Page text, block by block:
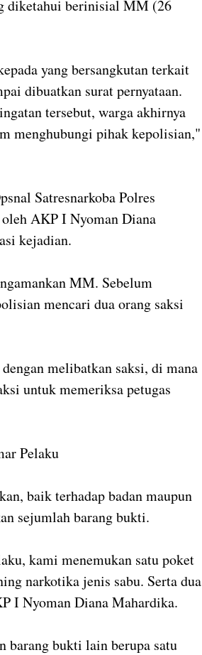
diketahui berinisial MM (26
yang bersangkutan terkait
dibuatkan surat pernyataan.
tersebut, warga akhirnya
menghubungi pihak kepolisian,"
Satresnarkoba Polres
AKP I Nyoman Diana
kejadian.
MM. Sebelum
mencari dua orang saksi
melibatkan saksi, di mana
untuk memeriksa petugas
Pelaku
baik terhadap badan maupun
sejumlah barang bukti.
kami menemukan satu poket
narkotika jenis sabu. Serta dua
I Nyoman Diana Mahardika.
barang bukti lain berupa satu